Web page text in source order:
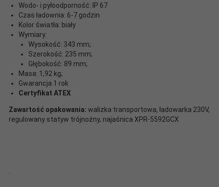
Wodo- i pyłoodporność: IP 67
Czas ładownia: 6-7 godzin
Kolor światła: biały
Wymiary:
Wysokość: 343 mm;
Szerokość: 235 mm;
Głębokość: 89 mm;
Masa: 1,92 kg;
Gwarancja 1 rok
Certyfikat ATEX
Zawartość opakowania: walizka transportowa, ładowarka 230V,
regulowany statyw trójnożny, najaśnica XPR-5592GCX